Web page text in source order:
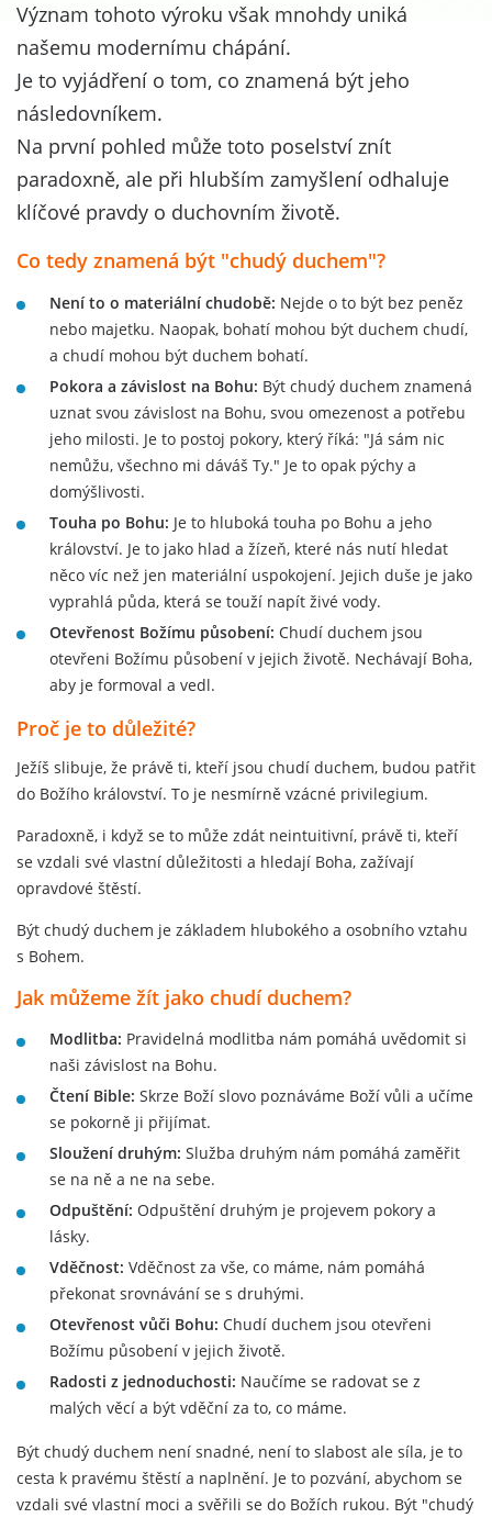
Význam tohoto výroku však mnohdy uniká
našemu modernímu chápání.
Je to vyjádření o tom, co znamená být jeho
následovníkem.
Na první pohled může toto poselství znít
paradoxně, ale při hlubším zamyšlení odhaluje
klíčové pravdy o duchovním životě.
Co tedy znamená být "chudý duchem"?
Není to o materiální chudobě: Nejde o to být bez peněz
nebo majetku. Naopak, bohatí mohou být duchem chudí,
a chudí mohou být duchem bohatí.
Pokora a závislost na Bohu: Být chudý duchem znamená
uznat svou závislost na Bohu, svou omezenost a potřebu
jeho milosti. Je to postoj pokory, který říká: "Já sám nic
nemůžu, všechno mi dáváš Ty." Je to opak pýchy a
domýšlivosti.
Touha po Bohu: Je to hluboká touha po Bohu a jeho
království. Je to jako hlad a žízeň, které nás nutí hledat
něco víc než jen materiální uspokojení. Jejich duše je jako
vyprahlá půda, která se touží napít živé vody.
Otevřenost Božímu působení: Chudí duchem jsou
otevřeni Božímu působení v jejich životě. Nechávají Boha,
aby je formoval a vedl.
Proč je to důležité?
Ježíš slibuje, že právě ti, kteří jsou chudí duchem, budou patřit
do Božího království. To je nesmírně vzácné privilegium.
Paradoxně, i když se to může zdát neintuitivní, právě ti, kteří
se vzdali své vlastní důležitosti a hledají Boha, zažívají
opravdové štěstí.
Být chudý duchem je základem hlubokého a osobního vztahu
s Bohem.
Jak můžeme žít jako chudí duchem?
Modlitba: Pravidelná modlitba nám pomáhá uvědomit si
naši závislost na Bohu.
Čtení Bible: Skrze Boží slovo poznáváme Boží vůli a učíme
se pokorně ji přijímat.
Sloužení druhým: Služba druhým nám pomáhá zaměřit
se na ně a ne na sebe.
Odpuštění: Odpuštění druhým je projevem pokory a
lásky.
Vděčnost: Vděčnost za vše, co máme, nám pomáhá
překonat srovnávání se s druhými.
Otevřenost vůči Bohu: Chudí duchem jsou otevřeni
Božímu působení v jejich životě.
Radosti z jednoduchosti: Naučíme se radovat se z
malých věcí a být vděční za to, co máme.
Být chudý duchem není snadné, není to slabost ale síla, je to
cesta k pravému štěstí a naplnění. Je to pozvání, abychom se
vzdali své vlastní moci a svěřili se do Božích rukou. Být "chudý